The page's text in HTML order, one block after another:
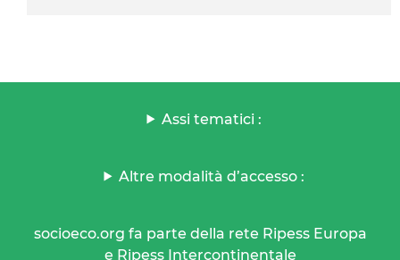
Assi tematici :
Altre modalità d’accesso :
socioeco.org fa parte della rete Ripess Europa
e Ripess Intercontinentale